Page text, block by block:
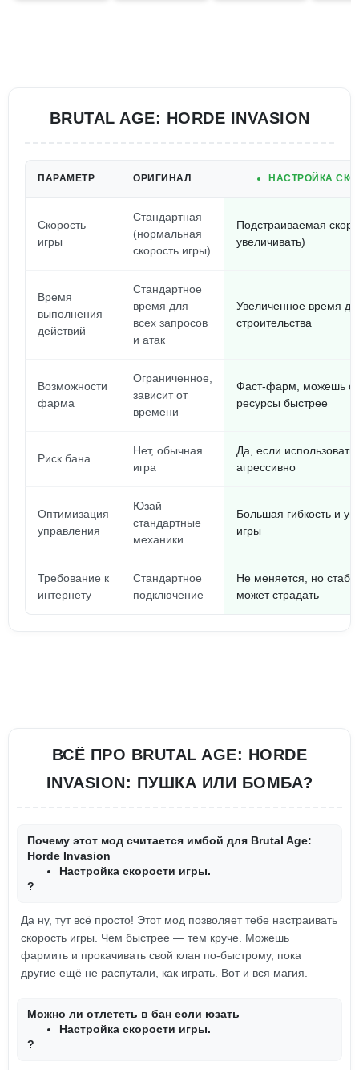
BRUTAL AGE: HORDE INVASION
ПАРАМЕТР ОРИГИНАЛ НАСТРОЙКА
Скорость
игры
Стандартная
(нормальная
скорость игры)
Подстраиваемая
увеличивать)
Время
выполнения
действий
Стандартное
время для
всех запросов
и атак
Увеличенное время
строительства
Возможности
фарма
Ограниченное,
зависит от
времени
Фаст-фарм, можешь
ресурсы быстрее
Риск бана
Нет, обычная
игра
Да, если
агрессивно
Оптимизация
управления
Юзай
стандартные
механики
Большая гибкость и
игры
Требование к
интернету
Стандартное
подключение
Не меняется, но
может страдать
ВСЁ ПРО BRUTAL AGE: HORDE
INVASION: ПУШКА ИЛИ БОМБА?
Почему этот мод считается имбой для Brutal Age:
Horde Invasion
Настройка скорости игры.
?
Да ну, тут всё просто! Этот мод позволяет тебе настраивать
скорость игры. Чем быстрее — тем круче. Можешь
фармить и прокачивать свой клан по-быстрому, пока
другие ещё не распутали, как играть. Вот и вся магия.
Можно ли отлететь в бан если юзать
Настройка скорости игры.
?